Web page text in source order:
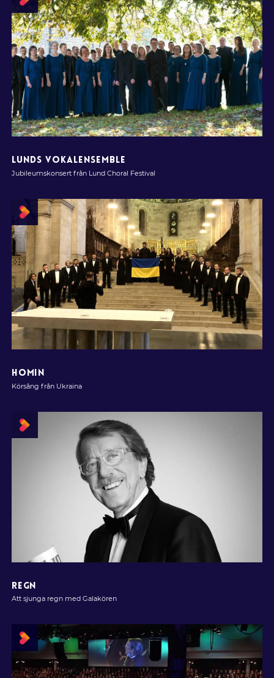
LUNDS VOKALENSEMBLE
Jubileumskonsert från Lund Choral Festival
HOMIN
Körsång från Ukraina
REGN
Att sjunga regn med Galakören